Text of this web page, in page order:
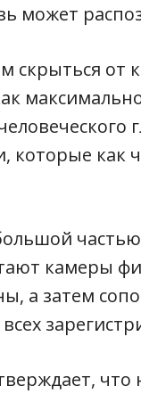
может
скрыться от
которые как
частью
камеры
а затем